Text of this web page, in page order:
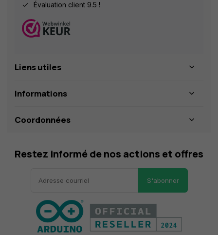
Évaluation client 9.5 !
Liens utiles
Informations
Coordonnées
Restez informé de nos actions et offres
S'abonner